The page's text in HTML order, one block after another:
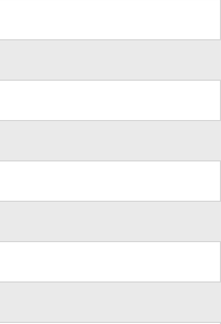
meggátolja a
elősegíti a
és tisztaságot hoz a
alkotó ezüst ionok